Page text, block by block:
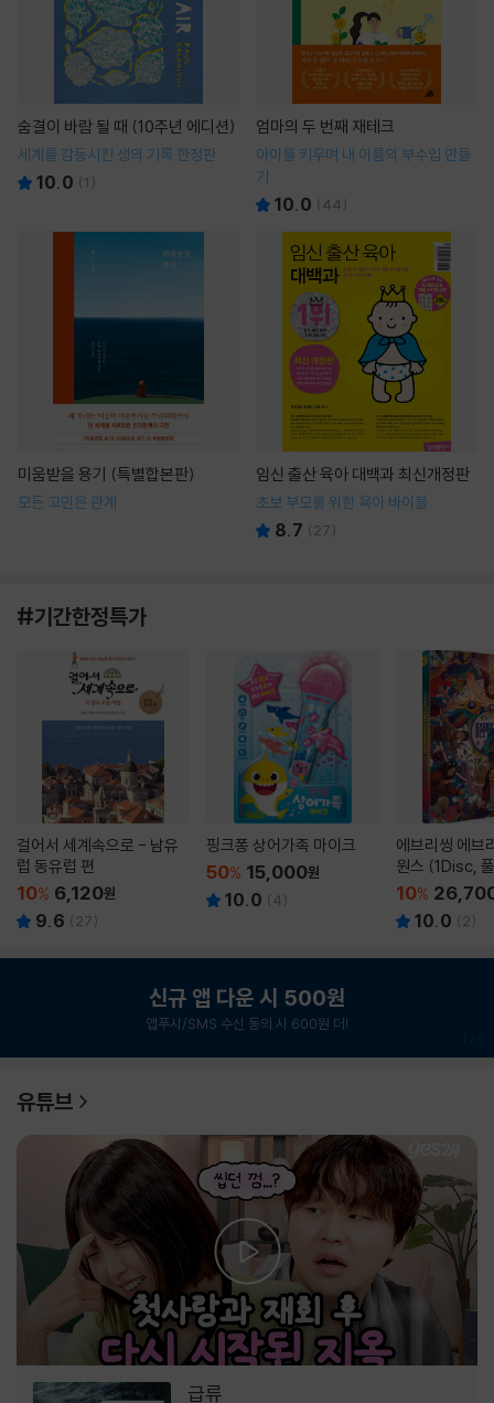
숨결이 바람 될 때 (10주년 에디션)
세계를 감동시킨 생의 기록 한정판
10.0 (1 )
엄마의 두 번째 재테크
아이를 키우며 내 이름의 부수입 만들
기
10.0 (44)
미움받을 용기 (특별합본판)
모든 고민은 관계
임신 출산 육아 대백과 최신개정판
초보 부모를 위한 육아 바이블
8.7 ( 27)
#기간한정특가
걸어서 세계속으로 - 남유
럽 동유럽 편
10% 6,120원
9.6 ( 27)
핑크퐁 상어가족 마이크
50% 15,000원
10.0 (4)
에브리씽 에브
원스 (1Disc,
판) : 블루레이
10%
10.0 ( 2)
신규 앱 다운 시 500원
앱푸시/SMS 수신 동의 시 600원 더!
유튜브
급류